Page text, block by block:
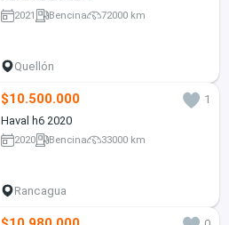
2021 Bencina 72000 km
Quellón
$10.500.000
1
Haval h6 2020
2020 Bencina 33000 km
Rancagua